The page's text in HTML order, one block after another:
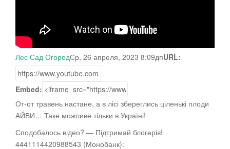
Лес Сад ОгородСр, 26 апреля, 2023 8:09дпURL:
Embed:
От-от травень настане, а в лісі збереглись ціленькі плоди
АЙВИ… Таке можливе тільки в Україні!
Сподобалось відео? — Підтримай блогерів!
4441114420988543 (Монобанк):